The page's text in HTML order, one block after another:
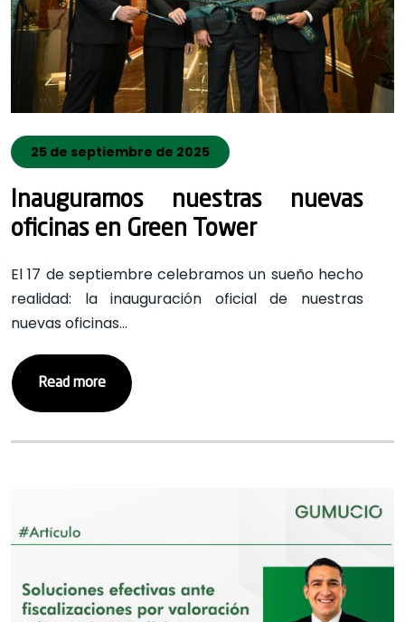
25 de septiembre de 2025
Inauguramos nuestras nuevas
oficinas en Green Tower
El 17 de septiembre celebramos un sueño hecho
realidad: la inauguración oficial de nuestras
nuevas oficinas…
Read more